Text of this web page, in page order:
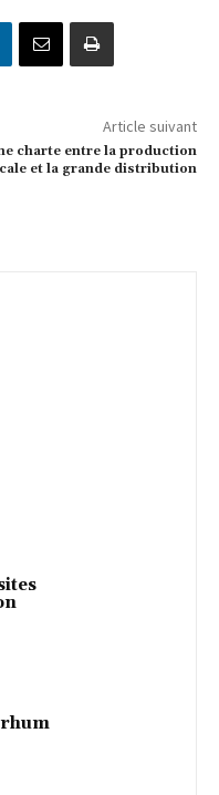
Article suivant
charte entre la production
et la grande distribution
rhum